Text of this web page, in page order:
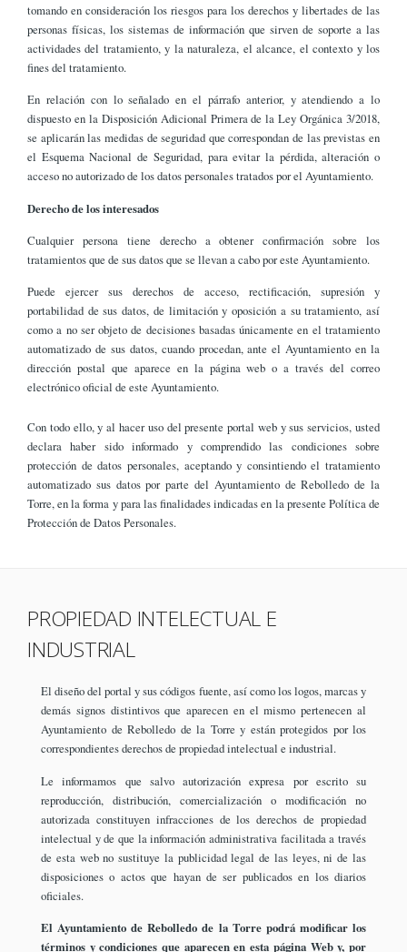
tomando en consideración los riesgos para los derechos y libertades de las
personas físicas, los sistemas de información que sirven de soporte a las
actividades del tratamiento, y la naturaleza, el alcance, el contexto y los
fines del tratamiento.
En relación con lo señalado en el párrafo anterior, y atendiendo a lo
dispuesto en la Disposición Adicional Primera de la Ley Orgánica 3/2018,
se aplicarán las medidas de seguridad que correspondan de las previstas en
el Esquema Nacional de Seguridad, para evitar la pérdida, alteración o
acceso no autorizado de los datos personales tratados por el Ayuntamiento.
Derecho de los interesados
Cualquier persona tiene derecho a obtener confirmación sobre los
tratamientos que de sus datos que se llevan a cabo por este Ayuntamiento.
Puede ejercer sus derechos de acceso, rectificación, supresión y
portabilidad de sus datos, de limitación y oposición a su tratamiento, así
como a no ser objeto de decisiones basadas únicamente en el tratamiento
automatizado de sus datos, cuando procedan, ante el Ayuntamiento en la
dirección postal que aparece en la página web o a través del correo
electrónico oficial de este Ayuntamiento.
Con todo ello, y al hacer uso del presente portal web y sus servicios, usted
declara haber sido informado y comprendido las condiciones sobre
protección de datos personales, aceptando y consintiendo el tratamiento
automatizado sus datos por parte del Ayuntamiento de Rebolledo de la
Torre, en la forma y para las finalidades indicadas en la presente Política de
Protección de Datos Personales.
PROPIEDAD INTELECTUAL E
INDUSTRIAL
El diseño del portal y sus códigos fuente, así como los logos, marcas y
demás signos distintivos que aparecen en el mismo pertenecen al
Ayuntamiento de Rebolledo de la Torre y están protegidos por los
correspondientes derechos de propiedad intelectual e industrial.
Le informamos que salvo autorización expresa por escrito su
reproducción, distribución, comercialización o modificación no
autorizada constituyen infracciones de los derechos de propiedad
intelectual y de que la información administrativa facilitada a través
de esta web no sustituye la publicidad legal de las leyes, ni de las
disposiciones o actos que hayan de ser publicados en los diarios
oficiales.
El Ayuntamiento de Rebolledo de la Torre podrá modificar los
términos y condiciones que aparecen en esta página Web y, por